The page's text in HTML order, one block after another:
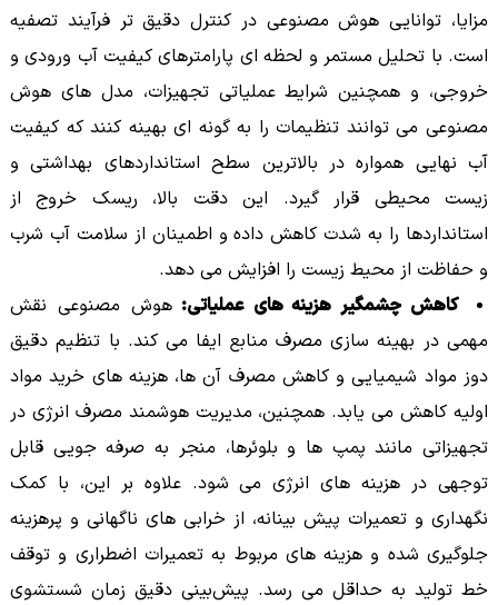
مزایا، توانایی هوش مصنوعی در کنترل دقیق تر فرآیند تصفیه
است. با تحلیل مستمر و لحظه ای پارامترهای کیفیت آب ورودی و
خروجی، و همچنین شرایط عملیاتی تجهیزات، مدل های هوش
مصنوعی می توانند تنظیمات را به گونه ای بهینه کنند که کیفیت
آب نهایی همواره در بالاترین سطح استانداردهای بهداشتی و
زیست محیطی قرار گیرد. این دقت بالا، ریسک خروج از
استانداردها را به شدت کاهش داده و اطمینان از سلامت آب شرب
و حفاظت از محیط زیست را افزایش می دهد.
کاهش چشمگیر هزینه های عملیاتی:هوش مصنوعی نقش
مهمی در بهینه سازی مصرف منابع ایفا می کند. با تنظیم دقیق
دوز مواد شیمیایی و کاهش مصرف آن ها، هزینه های خرید مواد
اولیه کاهش می یابد. همچنین، مدیریت هوشمند مصرف انرژی در
تجهیزاتی مانند پمپ ها و بلوئرها، منجر به صرفه جویی قابل
توجهی در هزینه های انرژی می شود. علاوه بر این، با کمک
نگهداری و تعمیرات پیش بینانه، از خرابی های ناگهانی و پرهزینه
جلوگیری شده و هزینه های مربوط به تعمیرات اضطراری و توقف
خط تولید به حداقل می رسد. پیش‌بینی دقیق زمان شستشوی